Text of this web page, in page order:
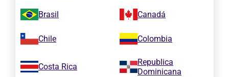
Brasil Canadá
Chile Colombia
Costa Rica
Republica
Dominicana